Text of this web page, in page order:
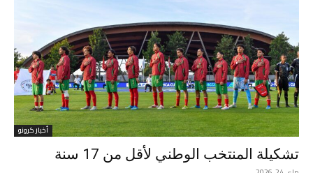
أخبار كرونو
تشكيلة المنتخب الوطني لأقل من 17 سنة